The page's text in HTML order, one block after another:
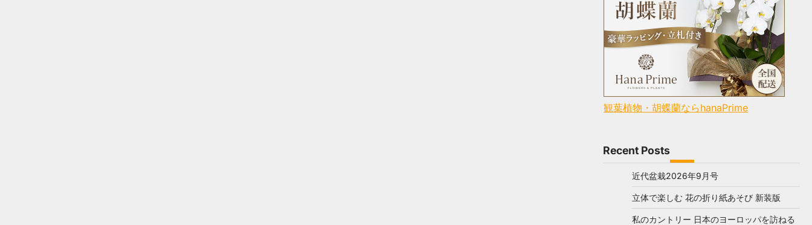
観葉植物・胡蝶蘭ならhanaPrime
Recent Posts
近代盆栽2026年9月号
立体で楽しむ 花の折り紙あそび 新装版
私のカントリー 日本のヨーロッパを訪ねる